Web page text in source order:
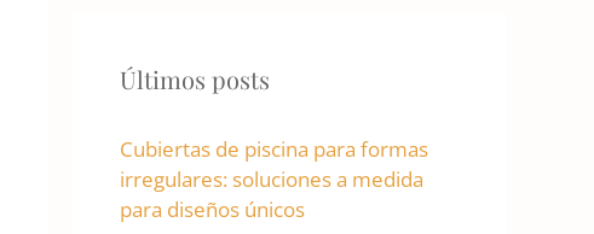
Últimos posts
Cubiertas de piscina para formas
irregulares: soluciones a medida
para diseños únicos